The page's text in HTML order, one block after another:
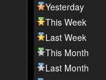
Yesterday
This Week
Last Week
This Month
Last Month